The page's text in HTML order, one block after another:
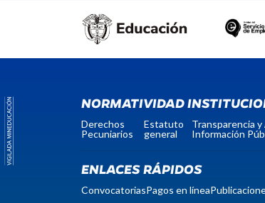
NORMATIVIDAD
Derechos
Pecuniarios
Estatuto
general
Transparencia y
Información
ENLACES RÁPIDOS
ConvocatoriasPagos en línea